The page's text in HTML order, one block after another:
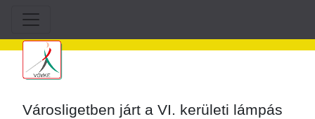
Városligetben járt a VI. kerületi lámpás